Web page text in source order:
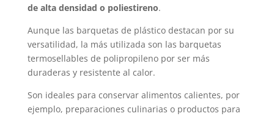
de alta densidad o poliestireno.
Aunque las barquetas de plástico destacan por su
versatilidad, la más utilizada son las barquetas
termosellables de polipropileno por ser más
duraderas y resistente al calor.
Son ideales para conservar alimentos calientes, por
ejemplo, preparaciones culinarias o productos para